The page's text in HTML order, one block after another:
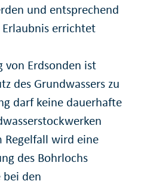
und entsprechend
errichtet
von Erdsonden ist
des Grundwassers zu
darf keine dauerhafte
Regelfall wird eine
des Bohrlochs
den